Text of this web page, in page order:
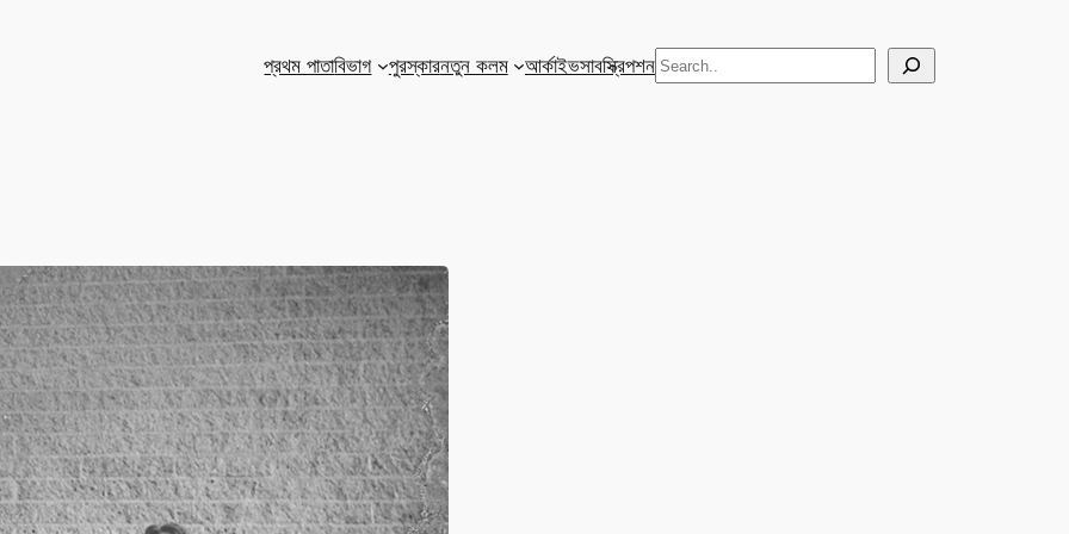
প্রথম পাতাবিভাগ পুরস্কারনতুন কলম আর্কাইভসাবস্ক্রিপশনSearch